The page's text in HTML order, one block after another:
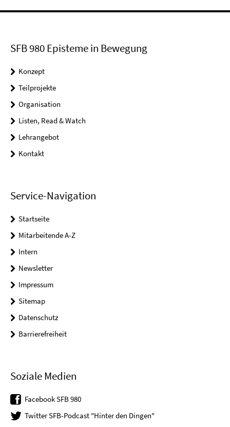
SFB 980 Episteme in Bewegung
Konzept
Teilprojekte
Organisation
Listen, Read & Watch
Lehrangebot
Kontakt
Service-Navigation
Startseite
Mitarbeitende A-Z
Intern
Newsletter
Impressum
Sitemap
Datenschutz
Barrierefreiheit
Soziale Medien
Facebook SFB 980
Twitter SFB-Podcast "Hinter den Dingen"